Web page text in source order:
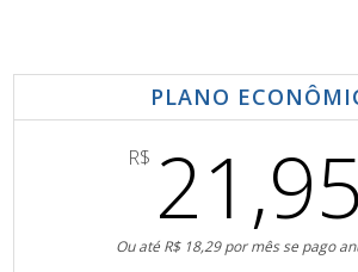
PLANO
R$ 21,95
Ou até R$ 18,29 por mês se pago